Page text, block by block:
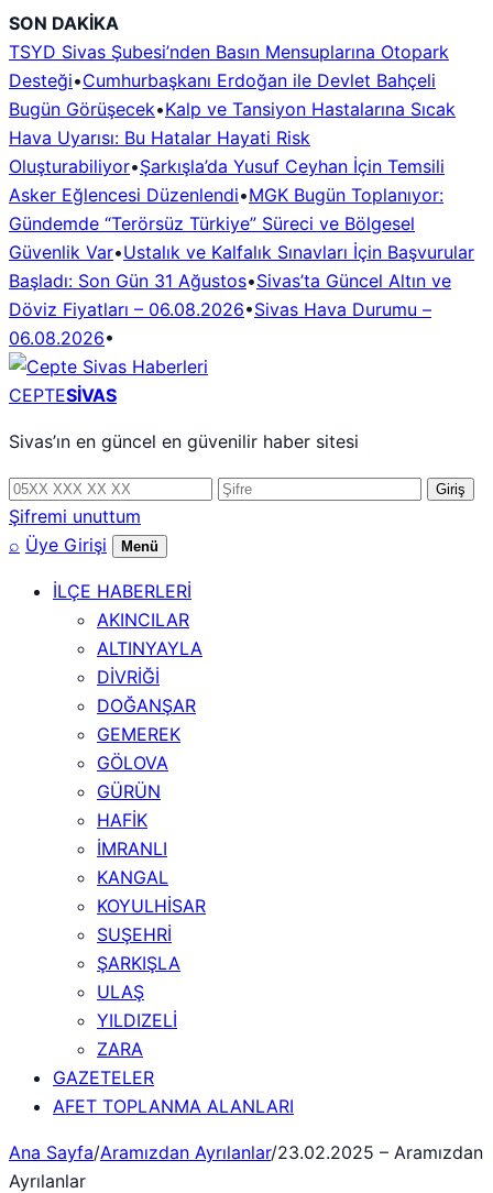
İçeriğe
geç
SON DAKİKA
TSYD Sivas Şubesi’nden Basın Mensuplarına Otopark
Desteği•Cumhurbaşkanı Erdoğan ile Devlet Bahçeli
Bugün Görüşecek•Kalp ve Tansiyon Hastalarına Sıcak
Hava Uyarısı: Bu Hatalar Hayati Risk
Oluşturabiliyor•Şarkışla’da Yusuf Ceyhan İçin Temsili
Asker Eğlencesi Düzenlendi•MGK Bugün Toplanıyor:
Gündemde “Terörsüz Türkiye” Süreci ve Bölgesel
Güvenlik Var•Ustalık ve Kalfalık Sınavları İçin Başvurular
Başladı: Son Gün 31 Ağustos•Sivas’ta Güncel Altın ve
Döviz Fiyatları – 06.08.2026•Sivas Hava Durumu –
06.08.2026•
CEPTESİVAS
Sivas’ın en güncel en güvenilir haber sitesi
Telefon
numarası
Şifre Giriş
Şifremi unuttum
⌕ Üye Girişi Menü
İLÇE HABERLERİ
AKINCILAR
ALTINYAYLA
DİVRİĞİ
DOĞANŞAR
GEMEREK
GÖLOVA
GÜRÜN
HAFİK
İMRANLI
KANGAL
KOYULHİSAR
SUŞEHRİ
ŞARKIŞLA
ULAŞ
YILDIZELİ
ZARA
GAZETELER
AFET TOPLANMA ALANLARI
Ana Sayfa/Aramızdan Ayrılanlar/23.02.2025 – Aramızdan
Ayrılanlar